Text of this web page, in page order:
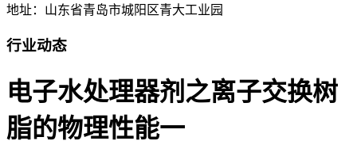
地址：山东省青岛市城阳区青大工业园
行业动态
电子水处理器剂之离子交换树
脂的物理性能一